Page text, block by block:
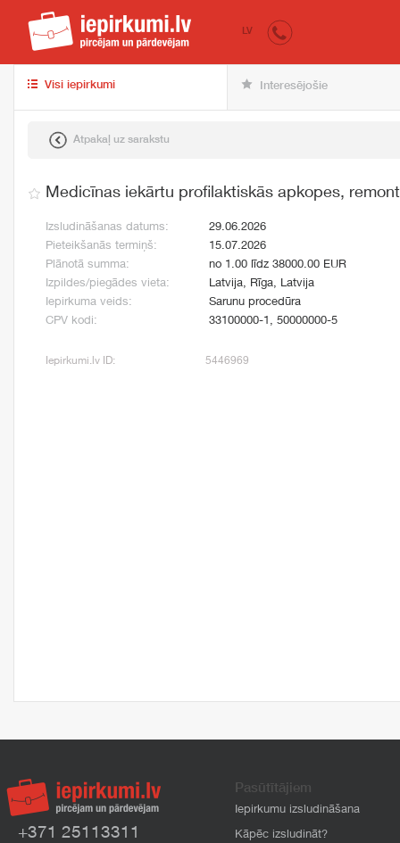
iepirkumi.lv
LV
Visi iepirkumi Interesējošie
Atpakaļ uz sarakstu
Medicīnas iekārtu profilaktiskās apkopes,
Izsludināšanas datums:
29.06.2026
Pieteikšanās termiņš:
15.07.2026
Plānotā summa:
no 1.00 līdz 38000.00 EUR
Izpildes/piegādes vieta:
Latvija, Rīga, Latvija
Iepirkuma veids:
Sarunu procedūra
CPV kodi:
33100000-1, 50000000-5
Iepirkumi.lv ID: 5446969
+371 25113311
Pasūtītājiem
Iepirkumu izsludināšana
Kāpēc izsludināt?